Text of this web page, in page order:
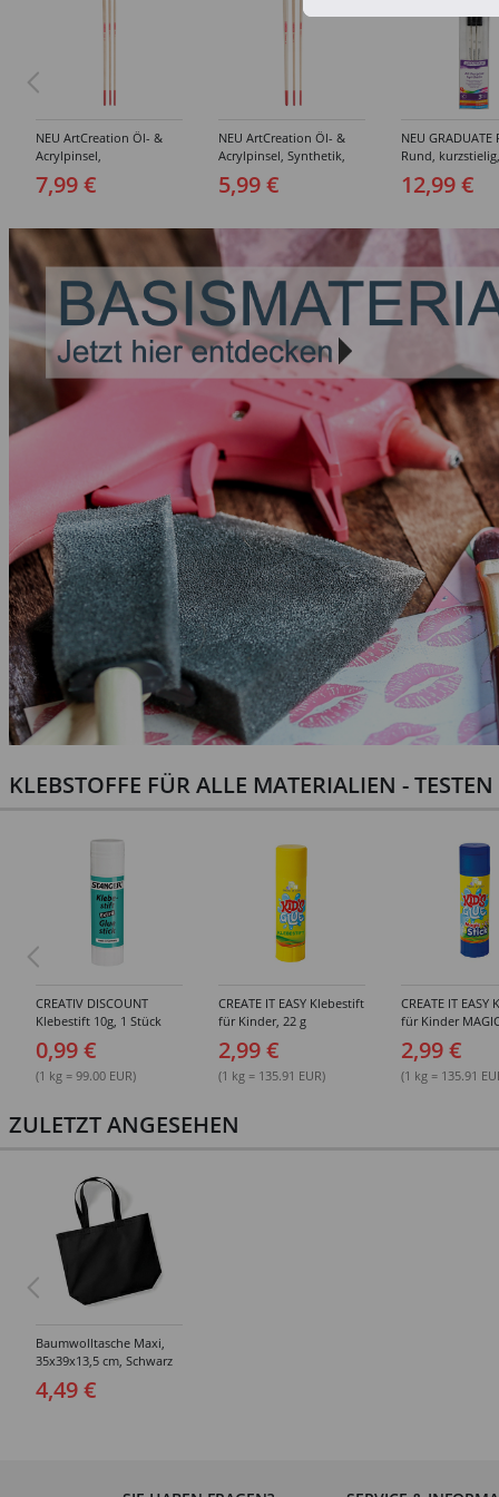
NEU ArtCreation Öl- &
Acrylpinsel,
3er Set, No. 2, 6, 10
7,99 €
NEU ArtCreation Öl- &
Acrylpinsel, Synthetik,
Flachpinsel, 4, 8, 16
5,99 €
NEU
Rund,
12,99 €
KLEBSTOFFE FÜR ALLE MATERIALIEN -
CREATIV DISCOUNT
Klebestift 10g, 1 Stück
0,99 €
(1 kg = 99.00 EUR)
CREATE IT EASY Klebestift
für Kinder, 22 g
2,99 €
(1 kg = 135.91 EUR)
CREATE IT
für Kinder
2,99 €
(1 kg = 135.91
ZULETZT ANGESEHEN
Baumwolltasche Maxi,
35x39x13,5 cm, Schwarz
4,49 €